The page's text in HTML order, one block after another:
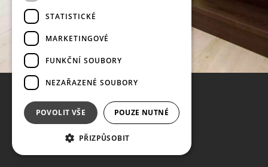
STATISTICKÉ
MARKETINGOVÉ
FUNKČNÍ SOUBORY
NEZAŘAZENÉ SOUBORY
POVOLIT VŠE POUZE NUTNÉ
PŘIZPŮSOBIT